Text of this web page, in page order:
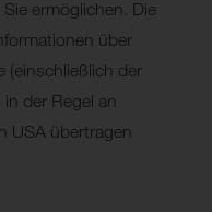
ermöglichen. Die
über
(einschließlich der
der Regel an
USA übertragen